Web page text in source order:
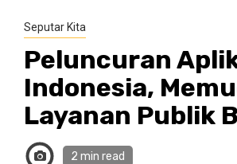
Seputar Kita
Peluncuran
Indonesia,
Layanan Publik
2 min read